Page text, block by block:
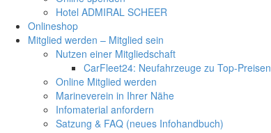
Hotel ADMIRAL SCHEER
Onlineshop
Mitglied werden – Mitglied sein
Nutzen einer Mitgliedschaft
CarFleet24: Neufahrzeuge zu Top-Preisen
Online Mitglied werden
Marineverein in Ihrer Nähe
Infomaterial anfordern
Satzung & FAQ (neues Infohandbuch)